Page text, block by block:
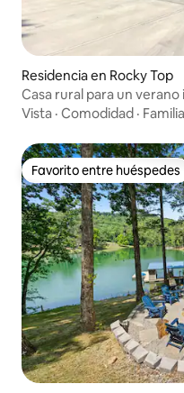
Residencia en Rocky Top
Casa rural para un
Vista · Comodidad ·
Favorito entre huéspedes
Favorito entre huéspedes